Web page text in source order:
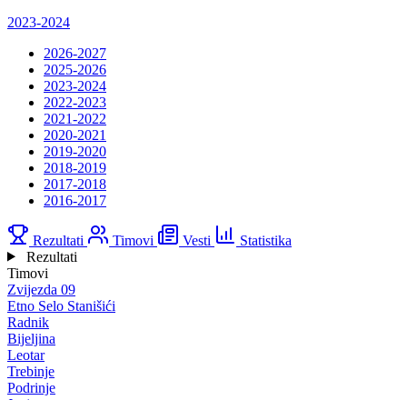
2023-2024
2026-2027
2025-2026
2023-2024
2022-2023
2021-2022
2020-2021
2019-2020
2018-2019
2017-2018
2016-2017
Rezultati Timovi Vesti
Statistika
Rezultati
Timovi
Zvijezda 09
Etno Selo Stanišići
Radnik
Bijeljina
Leotar
Trebinje
Podrinje